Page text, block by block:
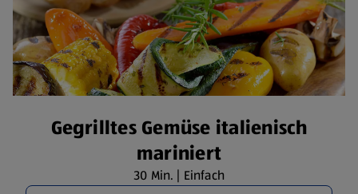
Gegrilltes Gemüse italienisch
mariniert
30 Min. | Einfach